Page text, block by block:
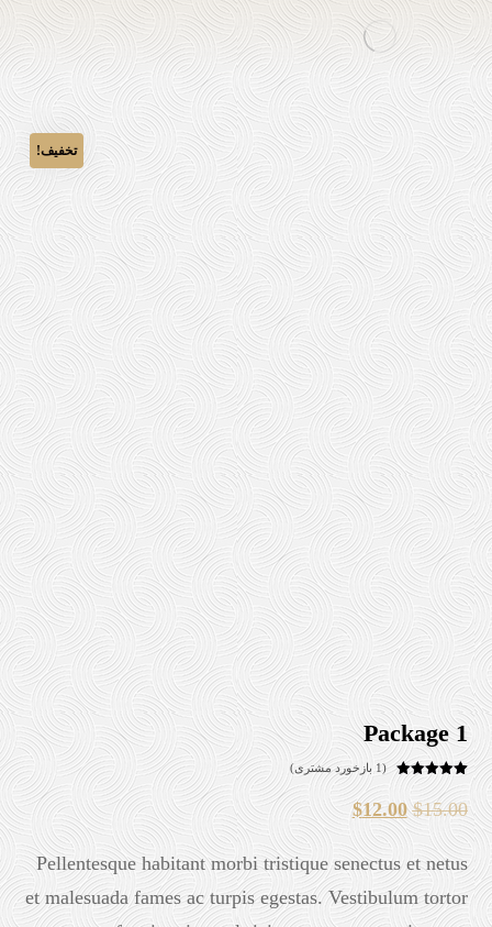
تخفیف!
Package 1
امتیازدهی
از 5 در
امتیازدهی
مشتری
(
1 بازخورد مشتری)
$15.00
$12.00
Pellentesque habitant morbi tristique senectus et netus
et malesuada fames ac turpis egestas. Vestibulum tortor